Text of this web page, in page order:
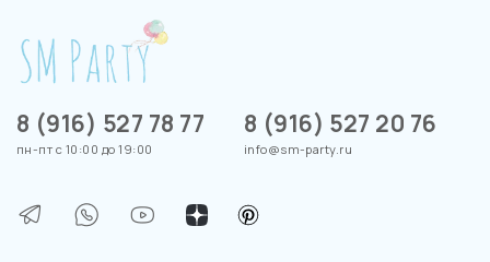
8 (916) 527 78 77
пн-пт с 10:00 до 19:00
8 (916) 527 20 76
info@sm-party.ru